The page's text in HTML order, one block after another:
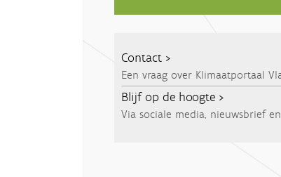
Contact
Een vraag over Klimaatportaal
Blijf op de hoogte
Via sociale media, nieuwsbrief en